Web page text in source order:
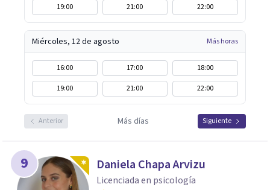
19:00
21:00 22:00
Miércoles, 12 de agosto Más horas
16:00 17:00
18:00
19:00
21:00 22:00
Anterior Más días Siguiente
9 Daniela Chapa Arvizu
Licenciada en psicología